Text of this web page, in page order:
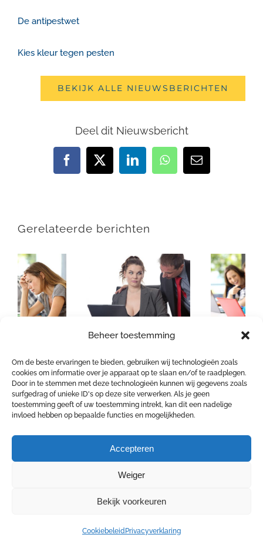
Beheer toestemming
Om de beste ervaringen te bieden, gebruiken wij technologieën zoals
cookies om informatie over je apparaat op te slaan en/of te raadplegen.
Door in te stemmen met deze technologieën kunnen wij gegevens zoals
surfgedrag of unieke ID's op deze site verwerken. Als je geen
toestemming geeft of uw toestemming intrekt, kan dit een nadelige
invloed hebben op bepaalde functies en mogelijkheden.
Accepteren
Weiger
Bekijk voorkeuren
Cookiebeleid Privacyverklaring
De antipestwet
Kies kleur tegen pesten
BEKIJK ALLE NIEUWSBERICHTEN
Deel dit Nieuwsbericht
Facebook
X LinkedInWhatsApp
E-
mail
Gerelateerde berichten
slachtoffer van
grensoverschrijdend
gedrag
Antipestwet
COPYRIGHT 2026 4 SAFE | Goswinstraat 14 - 8570